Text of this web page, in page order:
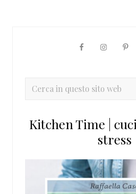
primaria
Cerca
sito
Kitchen Time |
stress